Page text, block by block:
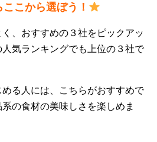
こから選ぼう！
、おすすめの３社をピックアッ
気ランキングでも上位の３社で
る人には、こちらがおすすめで
の食材の美味しさを楽しめま